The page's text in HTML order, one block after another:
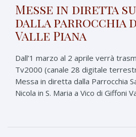
Messe in diretta su
dalla parrocchia
Valle Piana
Dall’1 marzo al 2 aprile verrà
Tv2000 (canale 28 digitale
Messa in diretta dalla Parrocchia
Nicola in S. Maria a Vico di Giffoni